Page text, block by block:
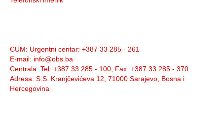
CUM: Urgentni centar: +387 33 285 - 261
E-mail: info@obs.ba
Centrala: Tel: +387 33 285 - 100, Fax: +387 33 285 - 370
Adresa: S.S. Kranjčevićeva 12, 71000 Sarajevo, Bosna i
Hercegovina